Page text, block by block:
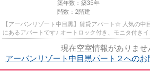
築年数：築35年
階数：2階建
【アーバンリゾート中目黒】賃貸アパート☆ 人気の中
にあるアパートです♪ オートロック付き、モニタ付き
現在空室情報がありませ
アーバンリゾート中目黒パート２へのお